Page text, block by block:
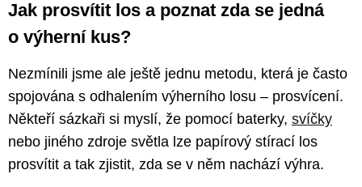
Jak prosvítit los a poznat zda se jedná
o výherní kus?
Nezmínili jsme ale ještě jednu metodu, která je často
spojována s odhalením výherního losu – prosvícení.
Někteří sázkaři si myslí, že pomocí baterky, svíčky
nebo jiného zdroje světla lze papírový stírací los
prosvítit a tak zjistit, zda se v něm nachází výhra.